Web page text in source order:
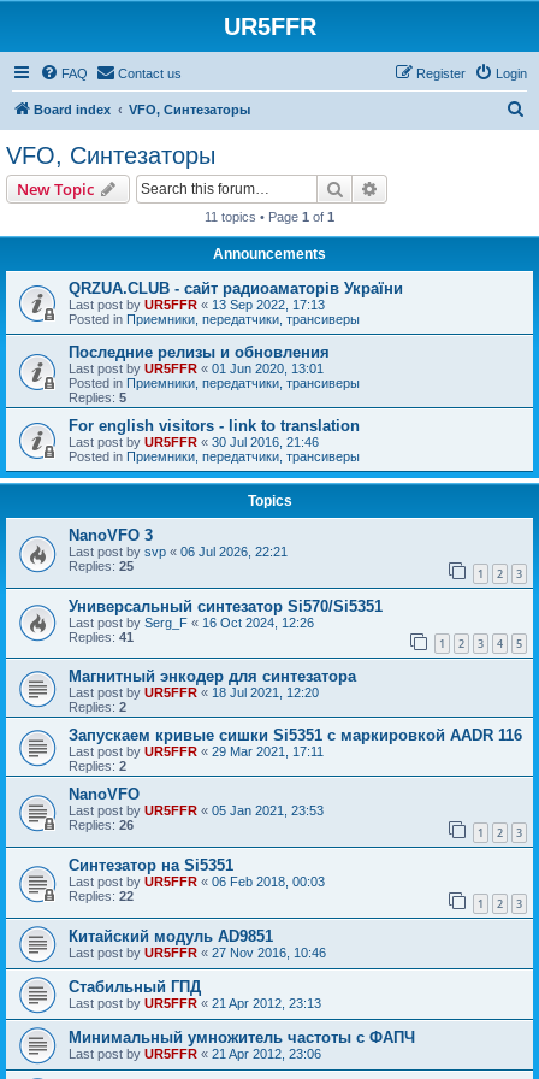
UR5FFR
FAQ Contact us Login
Register
Board index VFO, Синтезаторы
VFO, Синтезаторы
New Topic Search
11 topics • Page 1 of 1
Announcements
QRZUA.CLUB - сайт радиоаматорів України
Last post by UR5FFR « 13 Sep 2022, 17:13
Posted in Приемники, передатчики, трансиверы
Последние релизы и обновления
Last post by UR5FFR « 01 Jun 2020, 13:01
Posted in Приемники, передатчики, трансиверы
Replies: 5
For english visitors - link to translation
Last post by UR5FFR « 30 Jul 2016, 21:46
Posted in Приемники, передатчики, трансиверы
Topics
NanoVFO 3
Last post by svp « 06 Jul 2026, 22:21
Replies: 25 1 2 3
Универсальный синтезатор Si570/Si5351
Last post by Serg_F « 16 Oct 2024, 12:26
Replies: 41 1 2 3 4 5
Магнитный энкодер для синтезатора
Last post by UR5FFR « 18 Jul 2021, 12:20
Replies: 2
Запускаем кривые сишки Si5351 с маркировкой AADR 116
Last post by UR5FFR « 29 Mar 2021, 17:11
Replies: 2
NanoVFO
Last post by UR5FFR « 05 Jan 2021, 23:53
Replies: 26 1 2 3
Синтезатор на Si5351
Last post by UR5FFR « 06 Feb 2018, 00:03
Replies: 22 1 2 3
Китайский модуль AD9851
Last post by UR5FFR « 27 Nov 2016, 10:46
Стабильный ГПД
Last post by UR5FFR « 21 Apr 2012, 23:13
Минимальный умножитель частоты с ФАПЧ
Last post by UR5FFR « 21 Apr 2012, 23:06